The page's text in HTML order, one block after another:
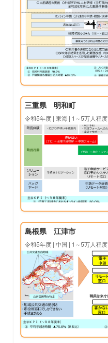
三重県 明和町
令和5年度 | 東海 | 1～5万人程度
島根県 江津市
令和5年度 | 中国 | 1～5万人程度